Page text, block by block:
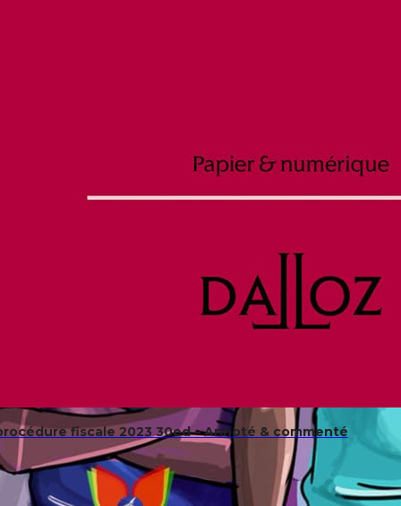
fiscale 2023 30ed – Annoté & commenté